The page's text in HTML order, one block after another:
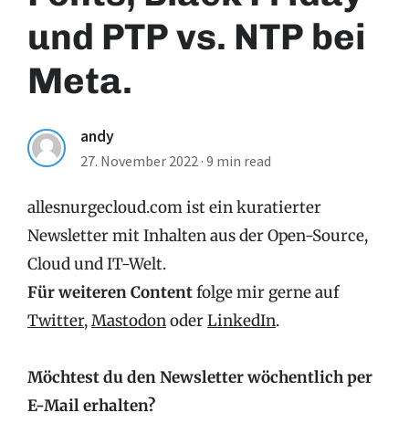
und PTP vs. NTP bei
Meta.
andy
27. November 2022 · 9 min read
allesnurgecloud.com ist ein kuratierter
Newsletter mit Inhalten aus der Open-Source,
Cloud und IT-Welt.
Für weiteren Contentfolge mir gerne auf
Twitter,MastodonoderLinkedIn.
Möchtest du den Newsletter wöchentlich per
E-Mail erhalten?